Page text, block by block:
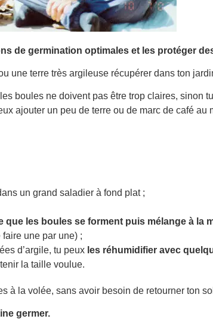
de germination optimales et les protéger
une terre très argileuse récupérer dans ton
boules ne doivent pas être trop claires, sinon
ajouter un peu de terre ou de marc de café au
un grand saladier à fond plat ;
que les boules se forment puis mélange à la
une par une) ;
d’argile, tu peux les réhumidifier avec
la taille voulue.
à la volée, sans avoir besoin de retourner ton
germer.